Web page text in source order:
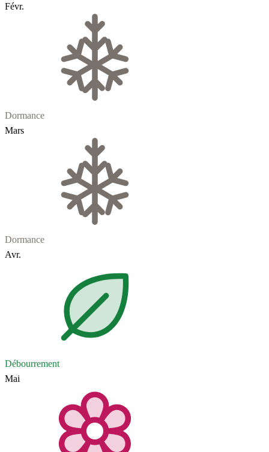
Févr.
Dormance
Mars
Dormance
Avr.
Débourrement
Mai